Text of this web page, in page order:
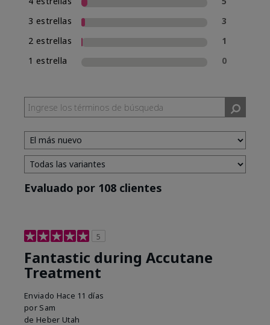
3 estrellas
3
2 estrellas
1
1 estrella
0
Evaluado por 108 clientes
5
Fantastic during Accutane
Treatment
Enviado Hace 11 días
por Sam
de Heber Utah